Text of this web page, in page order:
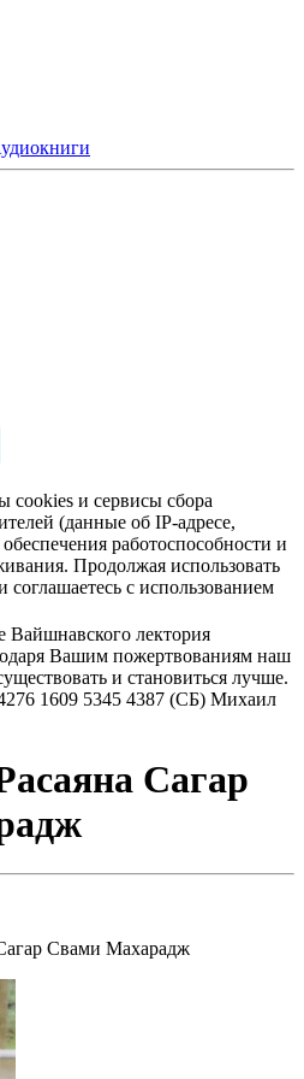
cookies и сервисы сбора
(данные об IP-адресе,
работоспособности и
Продолжая использовать
с использованием
Вайшнавского лектория
Вашим пожертвованиям наш
и становиться лучше.
1609 5345 4387 (СБ) Михаил
Сагар
Свами Махарадж